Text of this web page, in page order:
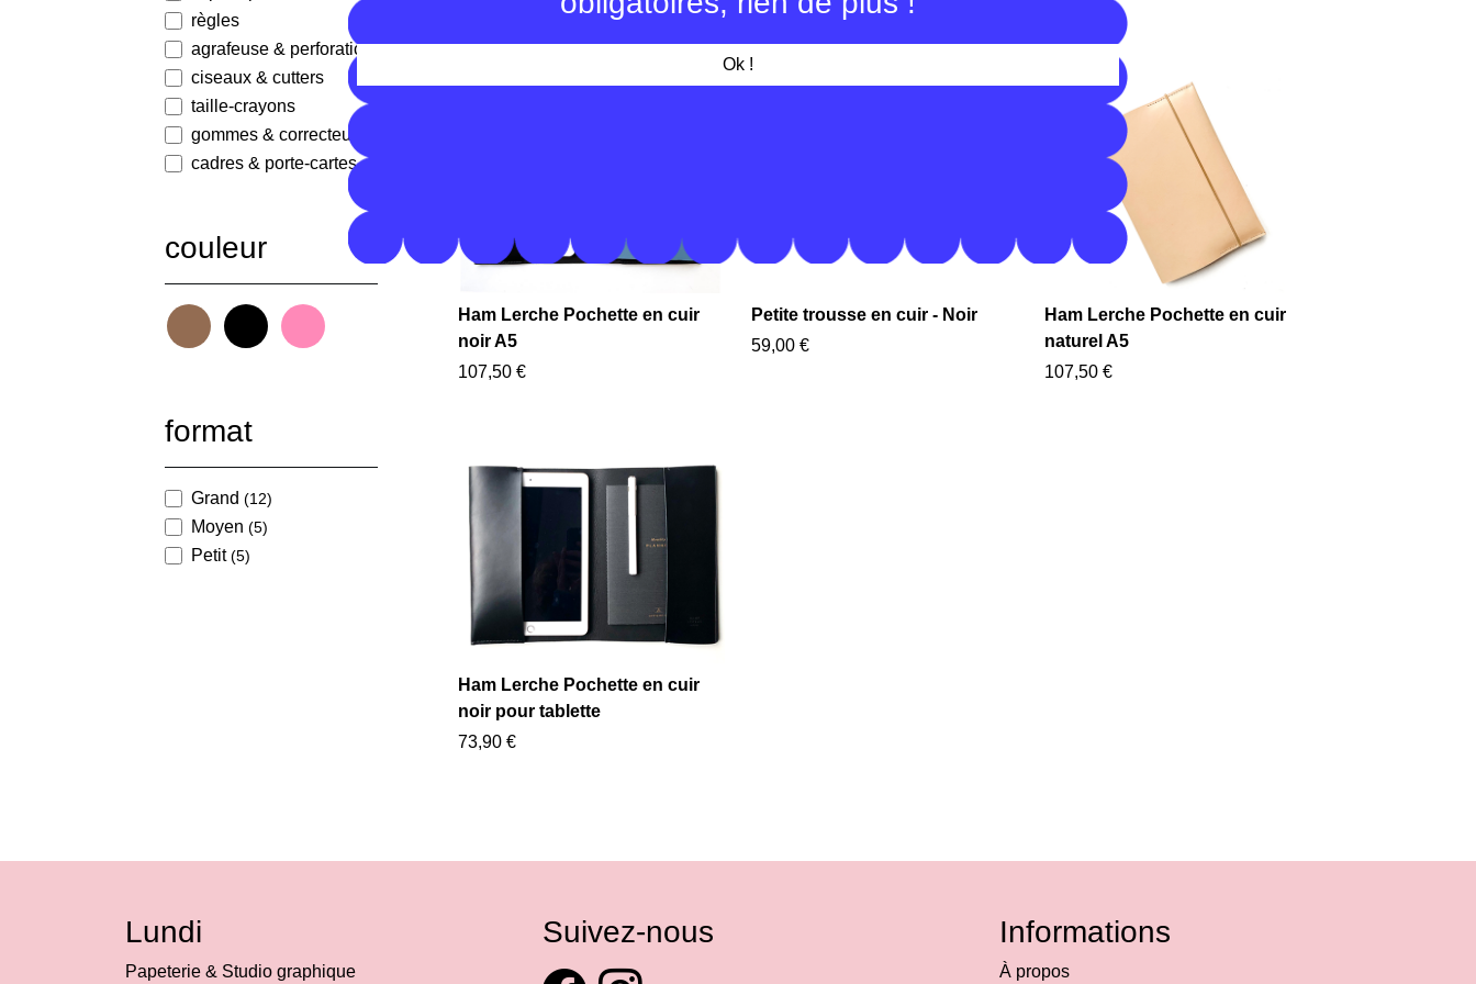
Ok !
règles
agrafeuse & perforatice
ciseaux & cutters
taille-crayons
gommes & correcteurs
cadres & porte-cartes
couleur
format
Grand (12)
Moyen (5)
Petit(5)
Ham Lerche Pochette en cuir
noir A5
107,50 €
Petite trousse en cuir - Noir
59,00 €
Ham Lerche Pochette en cuir
naturel A5
107,50 €
Ham Lerche Pochette en cuir
noir pour tablette
73,90 €
Suivez-nous
Lundi
Papeterie & Studio graphique
Informations
À propos